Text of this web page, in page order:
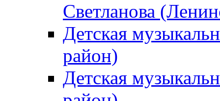
Светланова
Детская
район)
Детская